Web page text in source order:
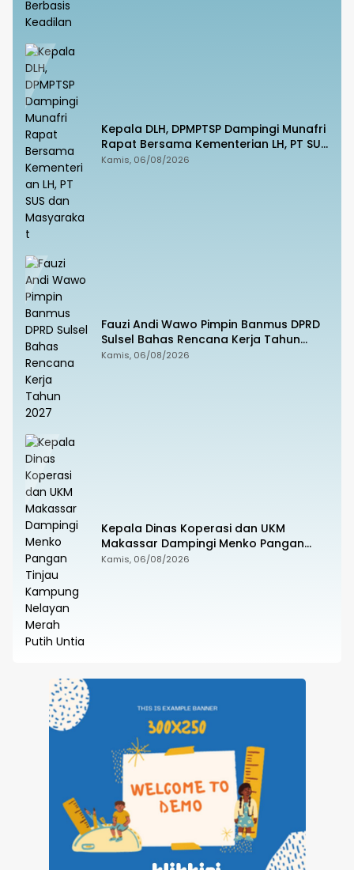
Kepala DLH, DPMPTSP Dampingi Munafri
Rapat Bersama Kementerian LH, PT SUS
dan Masyarakat
Kamis, 06/08/2026
Fauzi Andi Wawo Pimpin Banmus DPRD
Sulsel Bahas Rencana Kerja Tahun
2027
Kamis, 06/08/2026
Kepala Dinas Koperasi dan UKM
Makassar Dampingi Menko Pangan
Tinjau Kampung Nelayan Merah Putih
Kamis, 06/08/2026